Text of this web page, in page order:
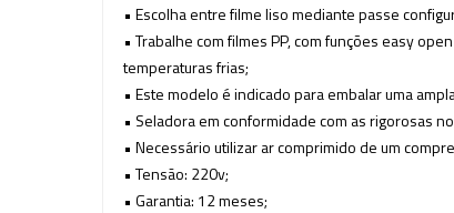
• Escolha entre filme liso mediante passe
• Trabalhe com filmes PP, com funções easy
temperaturas frias;
• Este modelo é indicado para embalar uma
• Seladora em conformidade com as rigorosas
• Necessário utilizar ar comprimido de um
• Tensão: 220v;
• Garantia: 12 meses;